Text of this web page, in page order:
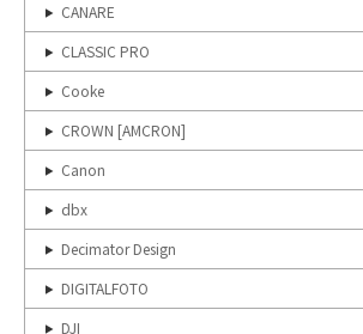
CANARE
CLASSIC PRO
Cooke
CROWN [AMCRON]
Canon
dbx
Decimator Design
DIGITALFOTO
DJI